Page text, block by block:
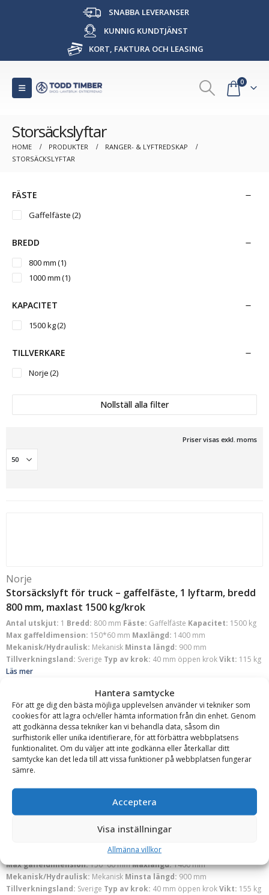
Hantera samtycke
För att ge dig den bästa möjliga upplevelsen använder vi tekniker som
cookies för att lagra och/eller hämta information från din enhet. Genom
att godkänna dessa tekniker kan vi behandla data, såsom din
surfhistorik eller unika identifierare, för att förbättra webbplatsens
funktionalitet. Om du väljer att inte godkänna eller återkallar ditt
samtycke kan det leda till att vissa funktioner på webbplatsen fungerar
sämre.
Acceptera
Visa inställningar
Allmänna villkor
SNABBA LEVERANSER
KUNNIG KUNDTJÄNST
KORT, FAKTURA OCH LEASING
0
Storsäckslyftar
HOME PRODUKTER
RANGER- & LYFTREDSKAP
STORSÄCKSLYFTAR
FÄSTE
Gaffelfäste(2)
BREDD
800 mm(1)
1000 mm(1)
KAPACITET
1500 kg(2)
TILLVERKARE
Norje(2)
Nollställ alla filter
Priser visas exkl. moms
Norje
Storsäckslyft för truck – gaffelfäste, 1 lyftarm, bredd
800 mm, maxlast 1500 kg/krok
Antal utskjut: 1 Bredd: 800 mm Fäste: Gaffelfäste Kapacitet: 1500 kg
Max gaffeldimension: 150*60 mm Maxlängd: 1400 mm
Mekanisk/Hydraulisk: Mekanisk Minsta längd: 900 mm
Tillverkningsland: Sverige Typ av krok: 40 mm öppen krokVikt: 115 kg
Läs mer
Begär offert
bredd 1000 mm, maxlast 1500 kg/krok
1000 mmFäste:Gaffelfäste
Max gaffeldimension:150*60 mmMaxlängd:1400 mm
Mekanisk/Hydraulisk: Mekanisk Minsta längd: 900 mm
Tillverkningsland: Sverige Typ av krok: 40 mm öppen krokVikt: 155 kg